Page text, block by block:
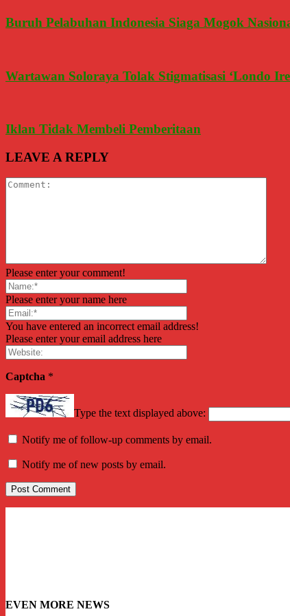
Buruh Pelabuhan Indonesia Siaga Mogok
Wartawan Soloraya Tolak Stigmatisasi ‘Londo
Iklan Tidak Membeli Pemberitaan
LEAVE A REPLY
Please enter your comment!
Please enter your name here
You have entered an incorrect email address!
Please enter your email address here
Captcha *
Type the text displayed above:
Notify me of follow-up comments by email.
Notify me of new posts by email.
EVEN MORE NEWS